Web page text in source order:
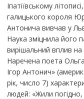
Іпатіївському
галицького короля
Антонича вивчав у
Наука зміцнила його
вирішальний вплив на
Наречена поета
Ігор Антонич»
рік, число 7)
людей: «Жили